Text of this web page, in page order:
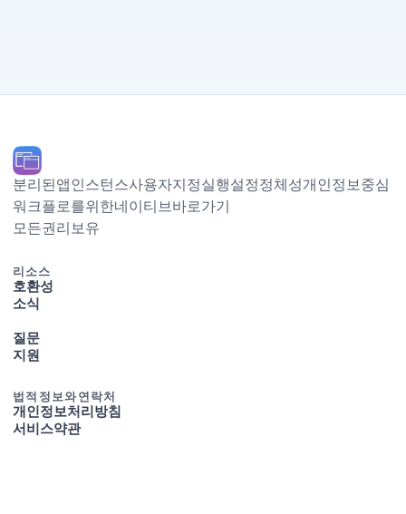
분리된 앱 인스턴스, 사용자 지정 실행 설정, Dock 정체성, 개인정보 중심
워크플로를 위한 네이티브 macOS 바로가기.
© 2026 Ihor July. 모든 권리 보유.
리소스
호환성
소식
질문
지원
법적 정보와 연락처
개인정보 처리방침
서비스 약관